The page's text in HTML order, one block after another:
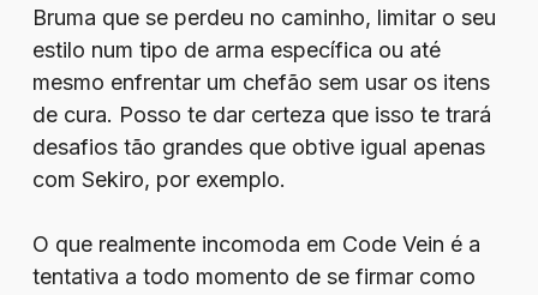
Bruma que se perdeu no caminho, limitar o seu
estilo num tipo de arma específica ou até
mesmo enfrentar um chefão sem usar os itens
de cura. Posso te dar certeza que isso te trará
desafios tão grandes que obtive igual apenas
com Sekiro, por exemplo.
O que realmente incomoda em Code Vein é a
tentativa a todo momento de se firmar como